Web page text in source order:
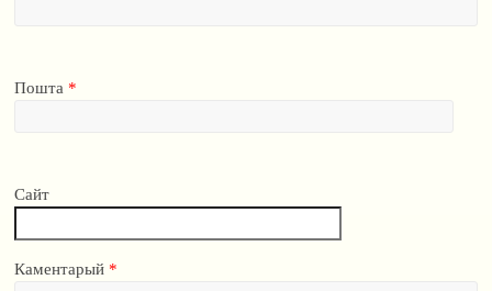
Пошта *
Сайт
Каментарый *